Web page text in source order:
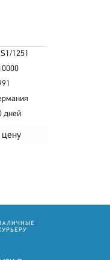
1251
дней
цену